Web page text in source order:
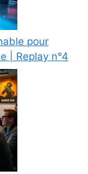
pour
| Replay n°4